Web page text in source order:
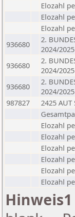
Elozahl
Elozahl
Elozahl
936680
2.
2024/2025
936680
2.
2024/2025
936680
2.
2024/2025
987827
2425 AUT
Elozahl
Elozahl
Elozahl
Elozahl
Elozahl
Elozahl
Hinweis1